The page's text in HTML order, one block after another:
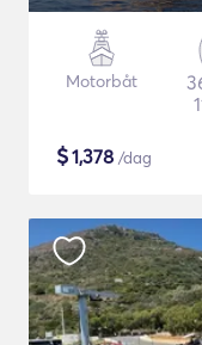
Motorbåt
$1,378 /dag